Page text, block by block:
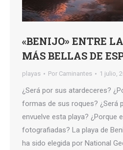
«BENIJO» ENTRE
MÁS BELLAS DE
playas Por Caminantes 1 julio,
¿Será por sus atardeceres?
formas de sus roques? ¿Será
envuelve esta playa? ¿Porque
fotografiadas? La playa de
ha sido elegida por National